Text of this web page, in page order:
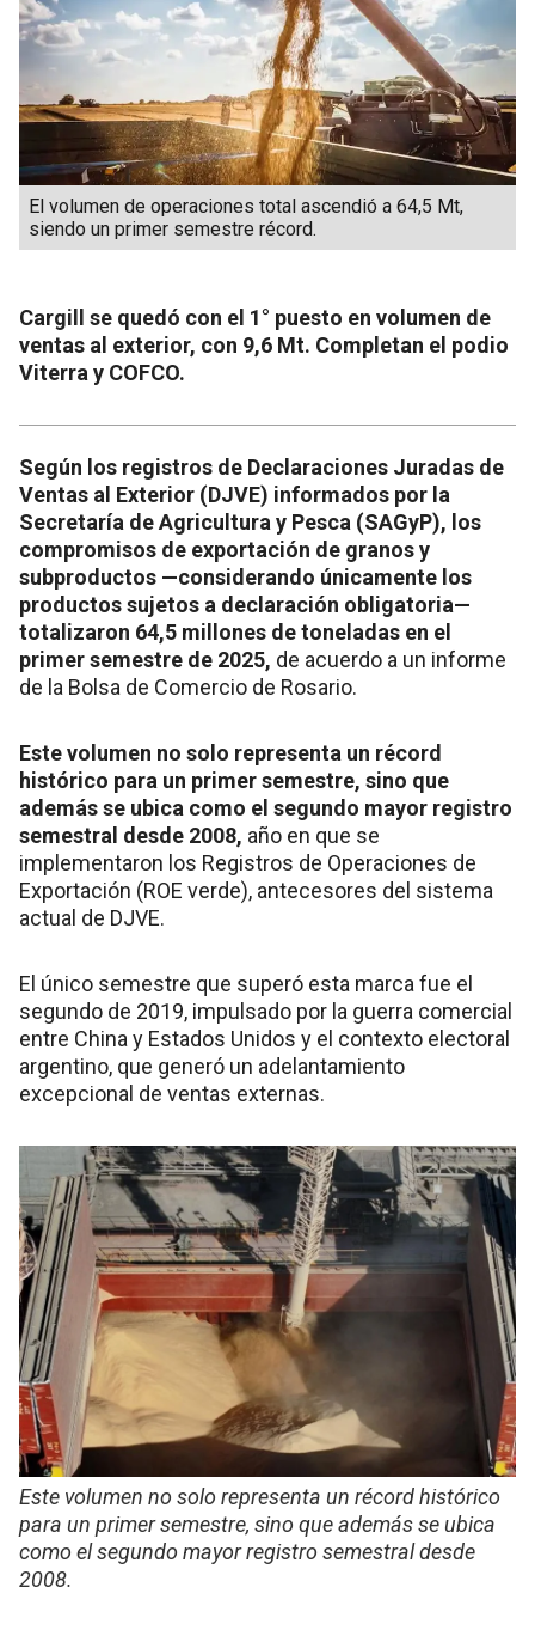
El volumen de operaciones total ascendió a 64,5 Mt,
siendo un primer semestre récord.
Cargill se quedó con el 1° puesto en volumen de
ventas al exterior, con 9,6 Mt. Completan el podio
Viterra y COFCO.
Según los registros de Declaraciones Juradas de
Ventas al Exterior (DJVE) informados por la
Secretaría de Agricultura y Pesca (SAGyP), los
compromisos de exportación de granos y
subproductos —considerando únicamente los
productos sujetos a declaración obligatoria—
totalizaron 64,5 millones de toneladas en el
primer semestre de 2025, de acuerdo a un informe
de la Bolsa de Comercio de Rosario.
Este volumen no solo representa un récord
histórico para un primer semestre, sino que
además se ubica como el segundo mayor registro
semestral desde 2008, año en que se
implementaron los Registros de Operaciones de
Exportación (ROE verde), antecesores del sistema
actual de DJVE.
El único semestre que superó esta marca fue el
segundo de 2019, impulsado por la guerra comercial
entre China y Estados Unidos y el contexto electoral
argentino, que generó un adelantamiento
excepcional de ventas externas.
Este volumen no solo representa un récord histórico
para un primer semestre, sino que además se ubica
como el segundo mayor registro semestral desde
2008.